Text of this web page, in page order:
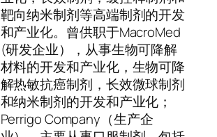
靶向纳米制剂等高端制剂的开发
和产业化。曾供职于MacroMed
(研发企业），从事生物可降解
材料的开发和产业化，生物可降
解热敏抗癌制剂，长效微球制剂
和纳米制剂的开发和产业化；
Perrigo Company（生产企